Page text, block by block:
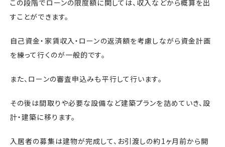
この段階でローンの限度額に関しては、収入などから概算を出
すことができます。
自己資金・家賃収入・ローンの返済額を考慮しながら資金計画
を練って行くのが一般的です。
また、ローンの審査申込みも平行して行います。
その後は間取りや必要な設備など建築プランを詰めていき、設
計・建築に移ります。
入居者の募集は建物が完成して、お引渡しの約1ヶ月前から開